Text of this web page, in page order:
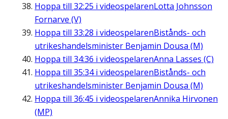
Hoppa till 32:25 i videospelarenLotta Johnsson
Fornarve (V)
Hoppa till 33:28 i videospelarenBistånds- och
utrikeshandelsminister Benjamin Dousa (M)
Hoppa till 34:36 i videospelarenAnna Lasses (C)
Hoppa till 35:34i videospelarenBistånds- och
utrikeshandelsminister Benjamin Dousa (M)
Hoppa till 36:45 i videospelarenAnnika Hirvonen
(MP)